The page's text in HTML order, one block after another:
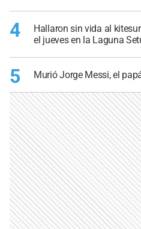
4
Hallaron sin vida al
el jueves en la Laguna
5 Murió Jorge Messi, el